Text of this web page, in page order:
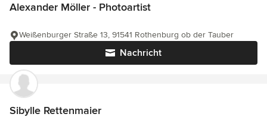
Alexander Möller - Photoartist
Nachricht
Weißenburger Straße 13, 91541 Rothenburg ob der Tauber
Sibylle Rettenmaier